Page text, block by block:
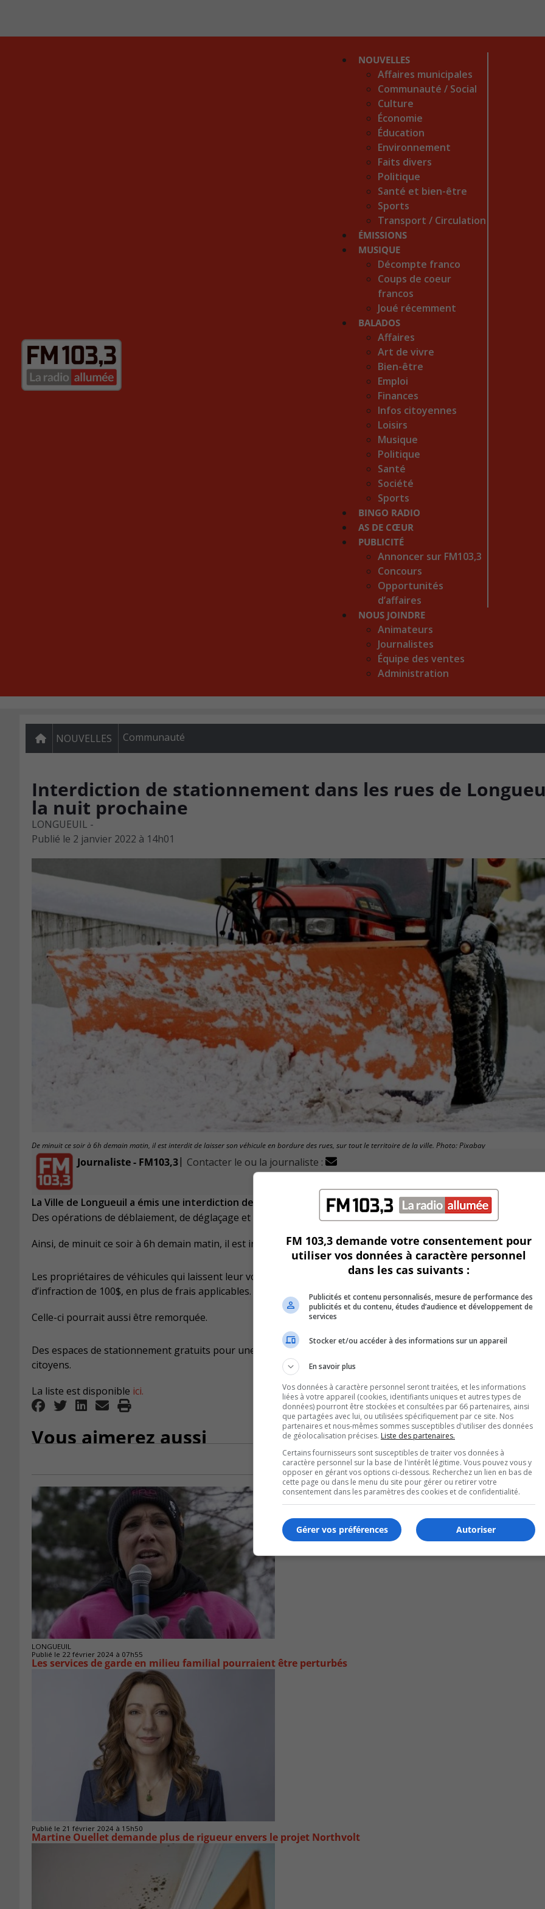
NOUVELLES
Affaires municipales
Communauté / Social
Culture
Économie
Éducation
Environnement
Faits divers
Politique
Santé et bien-être
Sports
Transport / Circulation
ÉMISSIONS
MUSIQUE
Décompte franco
Coups de coeur
francos
Joué récemment
BALADOS
Affaires
Art de vivre
Bien-être
Emploi
Finances
Infos citoyennes
Loisirs
Musique
Politique
Santé
Société
Sports
BINGO RADIO
AS DE CŒUR
PUBLICITÉ
Annoncer sur FM103,3
Concours
Opportunités
d’affaires
NOUS JOINDRE
Animateurs
Journalistes
Équipe des ventes
Administration
NOUVELLES Communauté
Interdiction de stationnement dans les rues de
la nuit prochaine
LONGUEUIL -
Publié le 2 janvier 2022 à 14h01
De minuit ce soir à 6h demain matin, il est interdit de laisser son véhicule en bordure des rues, sur tout le territoire de la ville. Photo: Pixabay
Journaliste - FM103,3| Contacter le ou la journaliste :
La Ville de Longueuil a émis une interdiction de stationnement en bordure des rues au cours de la nuit
Des opérations de déblaiement, de déglaçage et d’épandage d’abrasif auront lieu dans la nuit du 2 au 3 janvier.
Ainsi, de minuit ce soir à 6h demain matin, il est interdit de laisser son véhicule en bordure des rues.
Les propriétaires de véhicules qui laissent leur voiture garée illégalement dans les rues pourraient recevoir un
d’infraction de 100$, en plus de frais applicables.
Celle-ci pourrait aussi être remorquée.
Des espaces de stationnement gratuits pour une durée maximale de 24 heures sont d’ailleurs mis à la
citoyens.
La liste est disponible ici.
Vous aimerez aussi
LONGUEUIL
Publié le 22 février 2024 à 07h55
Les services de garde en milieu familial pourraient être perturbés
Publié le 21 février 2024 à 15h50
Martine Ouellet demande plus de rigueur envers le projet Northvolt
FM 103,3 demande votre consentement pour
utiliser vos données à caractère personnel
dans les cas suivants :
Publicités et contenu personnalisés, mesure de performance des
publicités et du contenu, études d’audience et développement de
services
Stocker et/ou accéder à des informations sur un appareil
En savoir plus
Vos données à caractère personnel seront traitées, et les informations
liées à votre appareil (cookies, identifiants uniques et autres types de
données) pourront être stockées et consultées par 66 partenaires, ainsi
que partagées avec lui, ou utilisées spécifiquement par ce site. Nos
partenaires et nous-mêmes sommes susceptibles d'utiliser des données
de géolocalisation précises. Liste des partenaires.
Certains fournisseurs sont susceptibles de traiter vos données à
caractère personnel sur la base de l'intérêt légitime. Vous pouvez vous y
opposer en gérant vos options ci-dessous. Recherchez un lien en bas de
cette page ou dans le menu du site pour gérer ou retirer votre
consentement dans les paramètres des cookies et de confidentialité.
Autoriser
Gérer vos préférences